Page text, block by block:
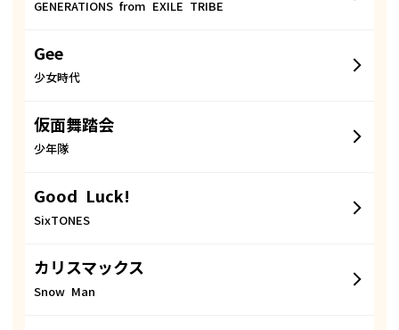
GENERATIONS from EXILE TRIBE
Gee
少女時代
仮面舞踏会
少年隊
Good Luck!
SixTONES
カリスマックス
Snow Man